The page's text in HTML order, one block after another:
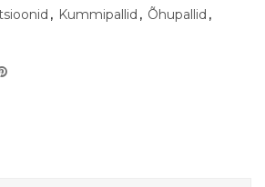
, Kummipallid , Õhupallid ,